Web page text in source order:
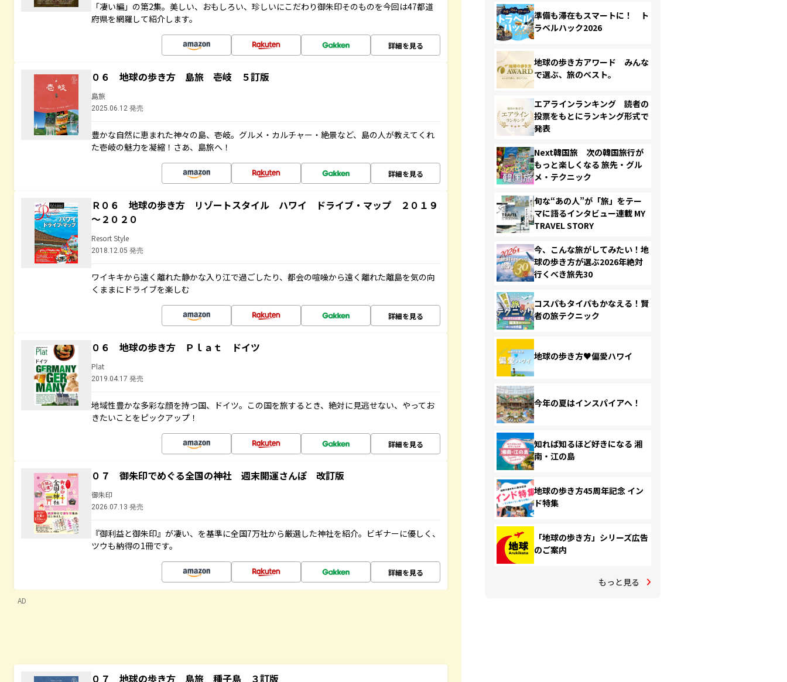
「凄い編」の第2集。美しい、おもしろい、珍しいにこだわり御朱印そのものを今回は47都道
府県を網羅して紹介します。
詳細を見る
０６ 地球の歩き方 島旅 壱岐 ５訂版
島旅
2025.06.12 発売
豊かな自然に恵まれた神々の島、壱岐。グルメ・カルチャー・絶景など、島の人が教えてくれ
た壱岐の魅力を凝縮！さあ、島旅へ！
詳細を見る
Ｒ０６ 地球の歩き方 リゾートスタイル ハワイ ドライブ・マップ ２０１９
～２０２０
Resort Style
2018.12.05 発売
ワイキキから遠く離れた静かな入り江で過ごしたり、都会の喧噪から遠く離れた離島を気の向
くままにドライブを楽しむ
詳細を見る
０６ 地球の歩き方 Ｐｌａｔ ドイツ
Plat
2019.04.17 発売
地域性豊かな多彩な顔を持つ国、ドイツ。この国を旅するとき、絶対に見逃せない、やってお
きたいことをピックアップ！
詳細を見る
０７ 御朱印でめぐる全国の神社 週末開運さんぽ 改訂版
御朱印
2026.07.13 発売
『御利益と御朱印』が凄い、を基準に全国7万社から厳選した神社を紹介。ビギナーに優しく、
ツウも納得の1冊です。
詳細を見る
AD
０７ 地球の歩き方 島旅 種子島 ３訂版
準備も滞在もスマートに！ ト
ラベルハック2026
地球の歩き方アワード みんな
で選ぶ、旅のベスト。
エアラインランキング 読者の
投票をもとにランキング形式で
発表
Next韓国旅 次の韓国旅行が
もっと楽しくなる 旅先・グル
メ・テクニック
旬な“あの人”が「旅」をテー
マに語るインタビュー連載 MY
TRAVEL STORY
今、こんな旅がしてみたい！地
球の歩き方が選ぶ2026年絶対
行くべき旅先30
コスパもタイパもかなえる！賢
者の旅テクニック
地球の歩き方♥偏愛ハワイ
今年の夏はインスパイアへ！
知れば知るほど好きになる 湘
南・江の島
地球の歩き方45周年記念 イン
ド特集
「地球の歩き方」シリーズ広告
のご案内
もっと見る